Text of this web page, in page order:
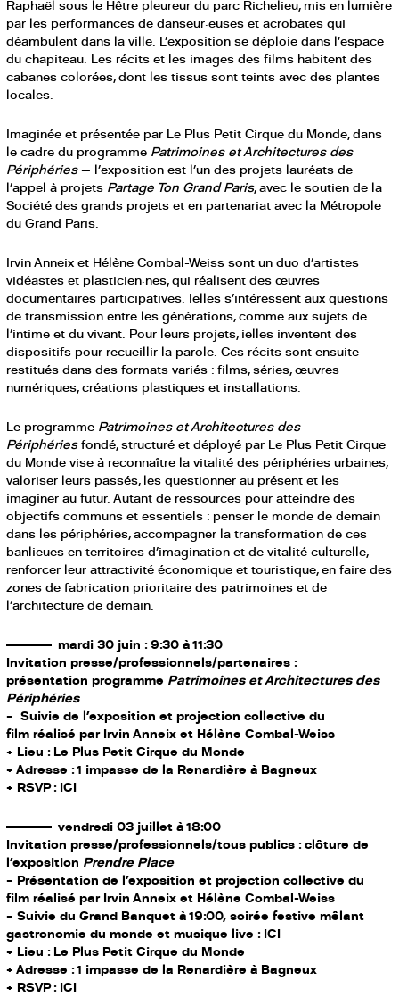
Raphaël sous le Hêtre pleureur du parc Richelieu, mis en lumière
par les performances de danseur·euses et acrobates qui
déambulent dans la ville. L’exposition se déploie dans l’espace
du chapiteau. Les récits et les images des films habitent des
cabanes colorées, dont les tissus sont teints avec des plantes
locales.
Imaginée et présentée par Le Plus Petit Cirque du Monde, dans
le cadre du programme Patrimoines et Architectures des
Périphéries— l’exposition est l’un des projets lauréats de
l’appel à projets Partage Ton Grand Paris, avec le soutien de la
Société des grands projets et en partenariat avec la Métropole
du Grand Paris.
Irvin Anneix et Hélène Combal-Weiss sont un duo d’artistes
vidéastes et plasticien·nes, qui réalisent des œuvres
documentaires participatives. Ielles s’intéressent aux questions
de transmission entre les générations, comme aux sujets de
l’intime et du vivant. Pour leurs projets, ielles inventent des
dispositifs pour recueillir la parole. Ces récits sont ensuite
restitués dans des formats variés : films, séries, œuvres
numériques, créations plastiques et installations.
Le programme Patrimoines et Architectures des
Périphériesfondé, structuré et déployé par Le Plus Petit Cirque
du Monde vise à reconnaître la vitalité des périphéries urbaines,
valoriser leurs passés, les questionner au présent et les
imaginer au futur. Autant de ressources pour atteindre des
objectifs communs et essentiels : penser le monde de demain
dans les périphéries, accompagner la transformation de ces
banlieues en territoires d’imagination et de vitalité culturelle,
renforcer leur attractivité économique et touristique, en faire des
zones de fabrication prioritaire des patrimoines et de
l’architecture de demain.
mardi 30 juin : 9:30 à 11:30
Invitation presse/professionnels/partenaires :
présentation programme Patrimoines et Architectures des
Périphéries
– Suivie de l’exposition et projection collective du
film réalisé par Irvin Anneix et Hélène Combal-Weiss
+ Lieu : Le Plus Petit Cirque du Monde
+ Adresse : 1 impasse de la Renardière à Bagneux
+ RSVP : ICI
vendredi 03 juillet à 18:00
Invitation presse/professionnels/tous publics : clôture de
l’exposition Prendre Place
– Présentation de l’exposition et projection collective du
film réalisé par Irvin Anneix et Hélène Combal-Weiss
– Suivie du Grand Banquet à 19:00, soirée festive mêlant
gastronomie du monde et musique live : ICI
+ Lieu : Le Plus Petit Cirque du Monde
+ Adresse : 1 impasse de la Renardière à Bagneux
+ RSVP : ICI